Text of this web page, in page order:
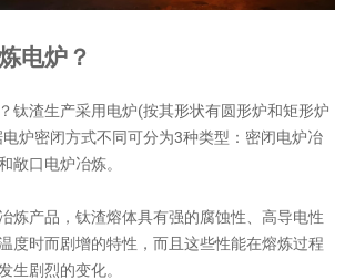
电炉？
钛渣生产采用电炉(按其形状有圆形炉和矩形炉
炉密闭方式不同可分为3种类型：密闭电炉冶
敞口电炉冶炼。
炼产品，钛渣熔体具有强的腐蚀性、高导电性
度时而剧增的特性，而且这些性能在熔炼过程
生剧烈的变化。